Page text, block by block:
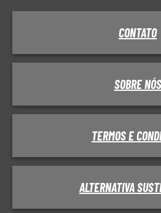
CONTATO
SOBRE NÓS
TERMOS E
ALTERNATIVA